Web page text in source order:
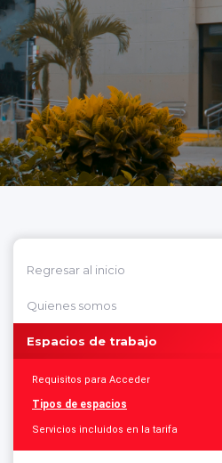
Regresar al inicio
Quienes somos
Espacios de trabajo
Requisitos para Acceder
Tipos de espacios
Servicios incluidos en la tarifa